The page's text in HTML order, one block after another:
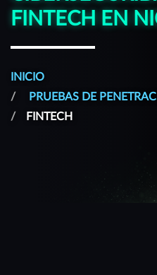
FINTECH EN
INICIO
PRUEBAS DE
FINTECH